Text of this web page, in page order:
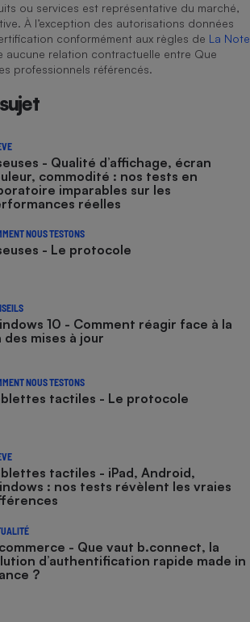
ou services est représentative du marché,
À l’exception des autorisations données
conformément aux règles de La Note
aucune relation contractuelle entre Que
professionnels référencés.
- Qualité d’affichage, écran
commodité : nos tests en
imparables sur les
réelles
NOUS TESTONS
- Le protocole
10 - Comment réagir face à la
des mises à jour
NOUS TESTONS
tactiles - Le protocole
tactiles - iPad, Android,
: nos tests révèlent les vraies
- Que vaut b.connect, la
d’authentification rapide made in
?